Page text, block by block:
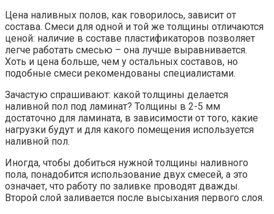
Цена наливных полов, как говорилось, зависит от
состава. Смеси для одной и той же толщины отличаются
ценой: наличие в составе пластификаторов позволяет
легче работать смесью – она лучше выравнивается.
Хоть и цена больше, чем у остальных составов, но
подобные смеси рекомендованы специалистами.
Зачастую спрашивают: какой толщины делается
наливной пол под ламинат? Толщины в 2-5 мм
достаточно для ламината, в зависимости от того, какие
нагрузки будут и для какого помещения используется
наливной пол.
Иногда, чтобы добиться нужной толщины наливного
пола, понадобится использование двух смесей, а это
означает, что работу по заливке проводят дважды.
Второй слой заливается после высыхания первого слоя.